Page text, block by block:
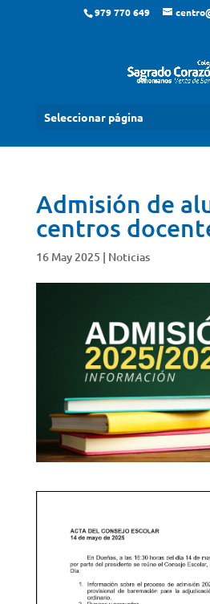
979 770 649
Seleccionar página
Admisión de
centros
16 May 2025 | Noticias